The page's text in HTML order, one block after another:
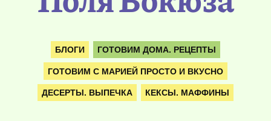
БЛОГИ ГОТОВИМ ДОМА. РЕЦЕПТЫ
ГОТОВИМ С МАРИЕЙ ПРОСТО И ВКУСНО
ДЕСЕРТЫ. ВЫПЕЧКА КЕКСЫ. МАФФИНЫ